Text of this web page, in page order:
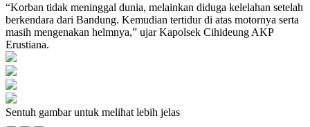
“Korban tidak meninggal dunia, melainkan diduga kelelahan setelah
berkendara dari Bandung. Kemudian tertidur di atas motornya serta
masih mengenakan helmnya,” ujar Kapolsek Cihideung AKP
Erustiana.
Sentuh gambar untuk melihat lebih jelas